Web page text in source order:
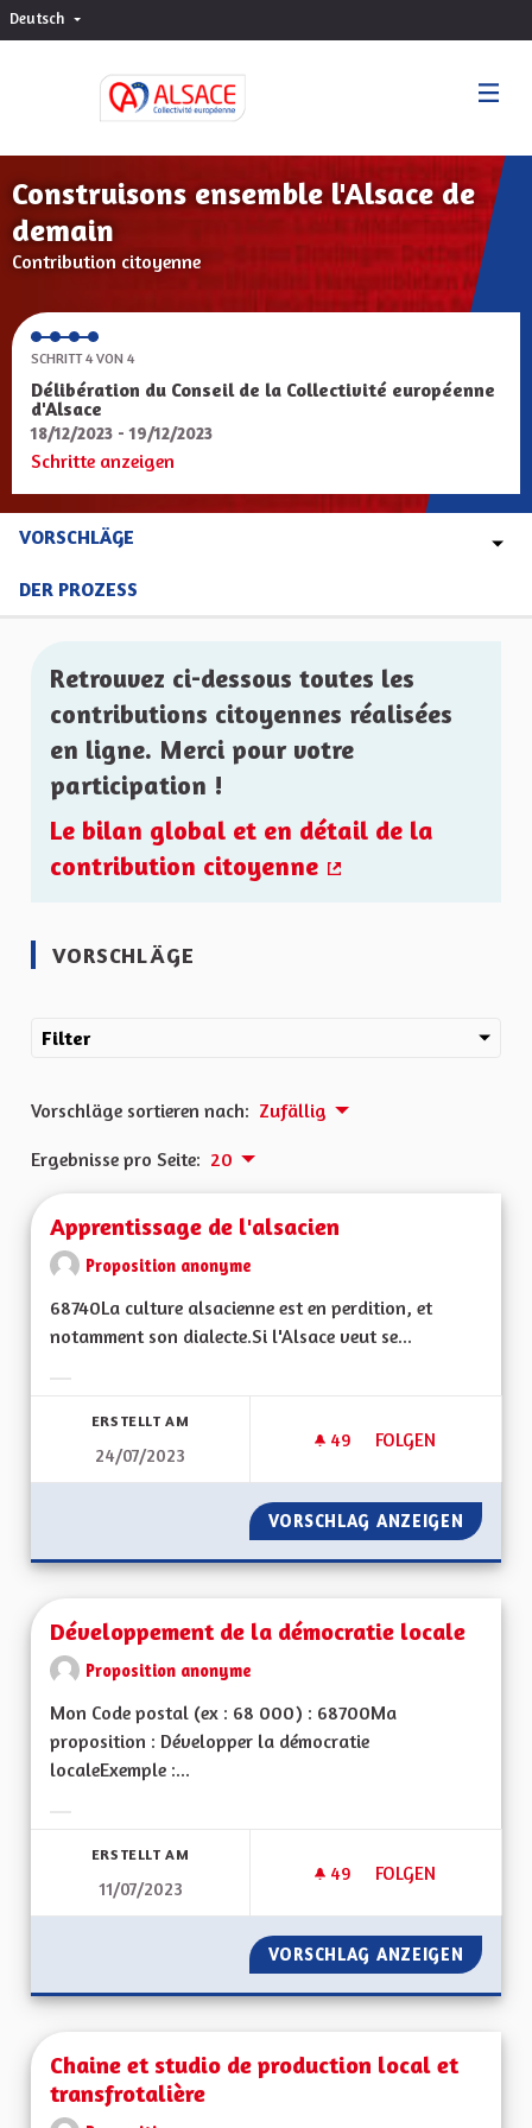
Deutsch Choisir la langue
Construisons ensemble l'Alsace de
demain
Contribution citoyenne
SCHRITT 4 VON 4
Délibération du Conseil de la Collectivité européenne
d'Alsace
18/12/2023 - 19/12/2023
Schritte anzeigen
VORSCHLÄGE
DER PROZESS
Retrouvez ci-dessous toutes les
contributions citoyennes réalisées
en ligne. Merci pour votre
participation !
Le bilan global et en détail de la
contribution citoyenne
VORSCHLÄGE
Filter
Vorschläge sortieren nach: Zufällig
Ergebnisse pro Seite: 20
Apprentissage de l'alsacien
Proposition anonyme
68740La culture alsacienne est en perdition, et
notamment son dialecte.Si l'Alsace veut se...
ERSTELLT AM
24/07/2023
49 49 FOLLOWER
FOLGEN
APPRENTISSAGE
VORSCHLAG ANZEIGEN
Développement de la démocratie locale
Proposition anonyme
Mon Code postal (ex : 68 000) : 68700Ma
proposition : Développer la démocratie
localeExemple :...
ERSTELLT AM
11/07/2023
49 49 FOLLOWER
FOLGEN
DÉVELOPPEMENT
VORSCHLAG ANZEIGEN
Chaine et studio de production local et
transfrotalière